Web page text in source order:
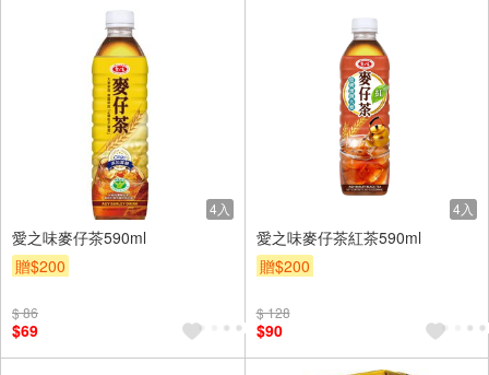
4入
愛之味麥仔茶590ml
贈$200
$ 86
$69
4入
愛之味麥仔茶紅茶590ml
贈$200
$ 128
$90